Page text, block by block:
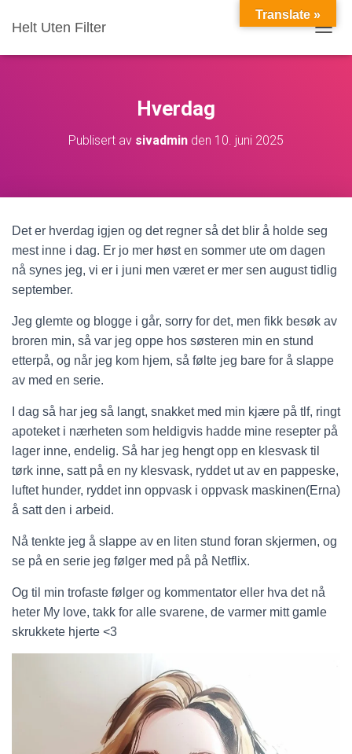
Helt Uten Filter
Hverdag
Publisert av sivadmin den 10. juni 2025
Det er hverdag igjen og det regner så det blir å holde seg
mest inne i dag. Er jo mer høst en sommer ute om dagen
nå synes jeg, vi er i juni men været er mer sen august tidlig
september.
Jeg glemte og blogge i går, sorry for det, men fikk besøk av
broren min, så var jeg oppe hos søsteren min en stund
etterpå, og når jeg kom hjem, så følte jeg bare for å slappe
av med en serie.
I dag så har jeg så langt, snakket med min kjære på tlf, ringt
apoteket i nærheten som heldigvis hadde mine resepter på
lager inne, endelig. Så har jeg hengt opp en klesvask til
tørk inne, satt på en ny klesvask, ryddet ut av en pappeske,
luftet hunder, ryddet inn oppvask i oppvask maskinen(Erna)
å satt den i arbeid.
Nå tenkte jeg å slappe av en liten stund foran skjermen, og
se på en serie jeg følger med på på Netflix.
Og til min trofaste følger og kommentator eller hva det nå
heter My love, takk for alle svarene, de varmer mitt gamle
skrukkete hjerte <3
Translate »